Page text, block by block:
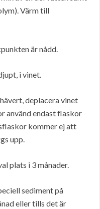
Värm till
är nådd.
i vinet.
deplacera vinet
använd endast flaskor
kommer ej att
upp.
plats i 3 månader.
sediment på
eller tills det är